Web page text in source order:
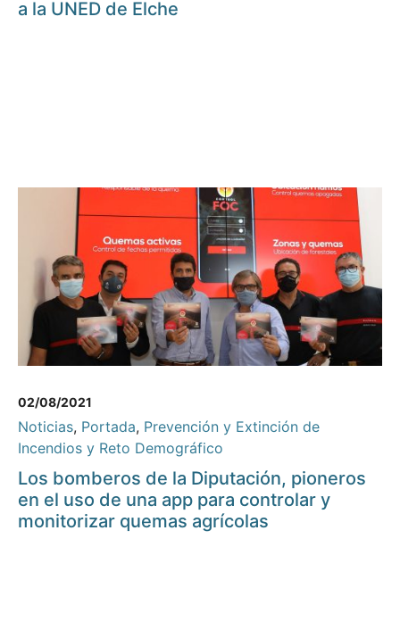
a la UNED de Elche
02/08/2021
Noticias, Portada, Prevención y Extinción de
Incendios y Reto Demográfico
Los bomberos de la Diputación, pioneros
en el uso de una app para controlar y
monitorizar quemas agrícolas